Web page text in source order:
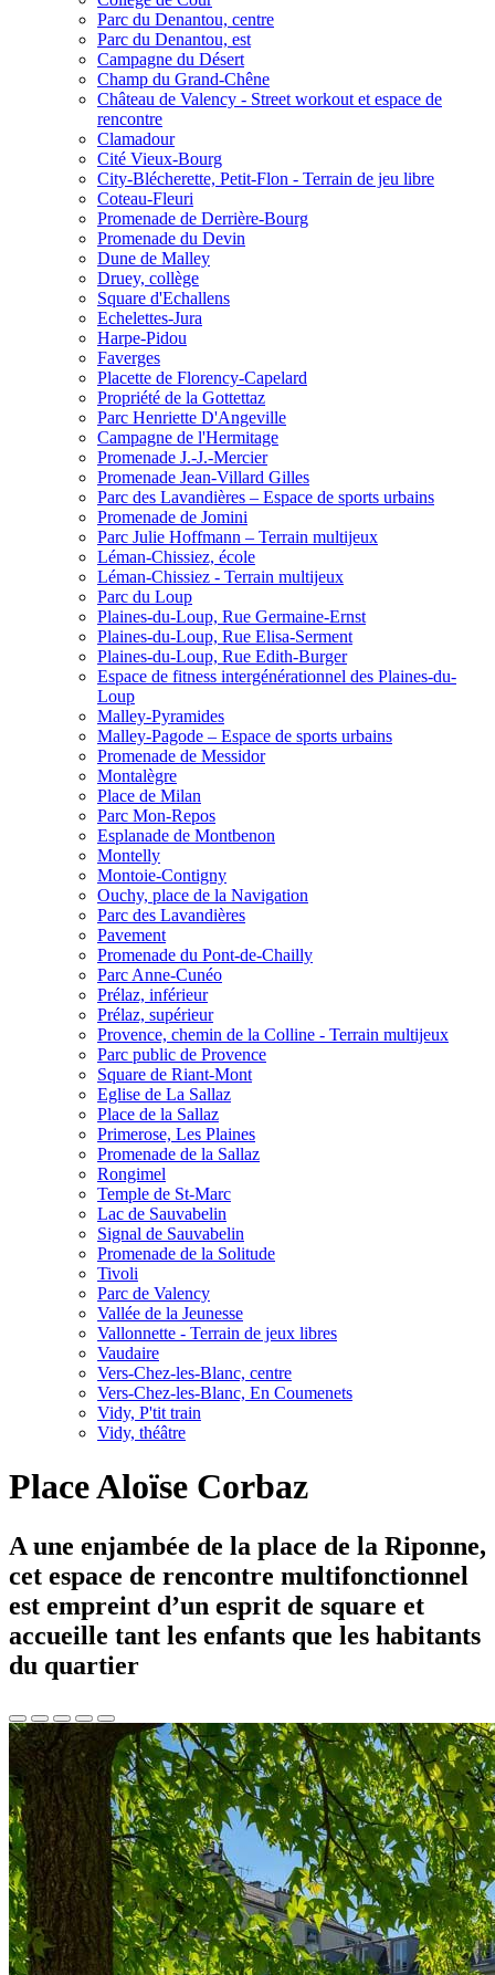
Parc du Denantou, centre
Parc du Denantou, est
Campagne du Désert
Champ du Grand-Chêne
Château de Valency - Street workout et espace de
rencontre
Clamadour
Cité Vieux-Bourg
City-Blécherette, Petit-Flon - Terrain de jeu libre
Coteau-Fleuri
Promenade de Derrière-Bourg
Promenade du Devin
Dune de Malley
Druey, collège
Square d'Echallens
Echelettes-Jura
Harpe-Pidou
Faverges
Placette de Florency-Capelard
Propriété de la Gottettaz
Parc Henriette D'Angeville
Campagne de l'Hermitage
Promenade J.-J.-Mercier
Promenade Jean-Villard Gilles
Parc des Lavandières – Espace de sports urbains
Promenade de Jomini
Parc Julie Hoffmann – Terrain multijeux
Léman-Chissiez, école
Léman-Chissiez - Terrain multijeux
Parc du Loup
Plaines-du-Loup, Rue Germaine-Ernst
Plaines-du-Loup, Rue Elisa-Serment
Plaines-du-Loup, Rue Edith-Burger
Espace de fitness intergénérationnel des Plaines-du-
Loup
Malley-Pyramides
Malley-Pagode – Espace de sports urbains
Promenade de Messidor
Montalègre
Place de Milan
Parc Mon-Repos
Esplanade de Montbenon
Montelly
Montoie-Contigny
Ouchy, place de la Navigation
Parc des Lavandières
Pavement
Promenade du Pont-de-Chailly
Parc Anne-Cunéo
Prélaz, inférieur
Prélaz, supérieur
Provence, chemin de la Colline - Terrain multijeux
Parc public de Provence
Square de Riant-Mont
Eglise de La Sallaz
Place de la Sallaz
Primerose, Les Plaines
Promenade de la Sallaz
Rongimel
Temple de St-Marc
Lac de Sauvabelin
Signal de Sauvabelin
Promenade de la Solitude
Tivoli
Parc de Valency
Vallée de la Jeunesse
Vallonnette - Terrain de jeux libres
Vaudaire
Vers-Chez-les-Blanc, centre
Vers-Chez-les-Blanc, En Coumenets
Vidy, P'tit train
Vidy, théâtre
Place Aloïse Corbaz
A une enjambée de la place de la Riponne,
cet espace de rencontre multifonctionnel
est empreint d’un esprit de square et
accueille tant les enfants que les habitants
du quartier